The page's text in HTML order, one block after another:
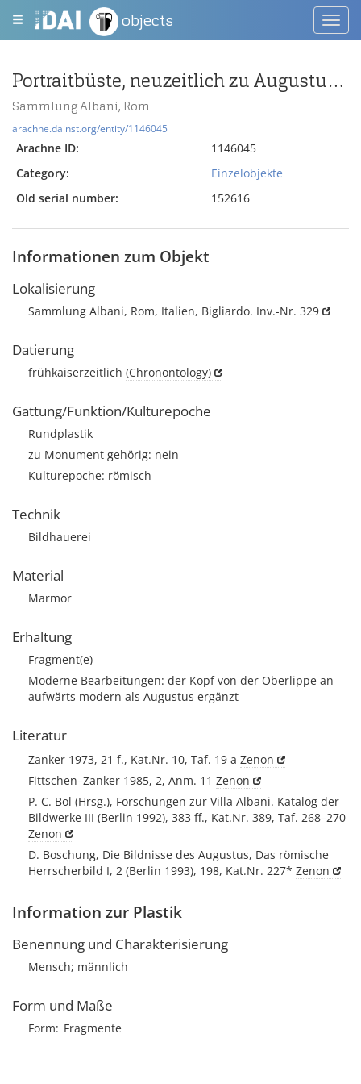
objects
Portraitbüste, neuzeitlich zu Augustus ergänzt
Sammlung Albani, Rom
arachne.dainst.org/entity/1146045
Arachne ID:
1146045
Category:
Einzelobjekte
Old serial number:
152616
Informationen zum Objekt
Lokalisierung
Sammlung Albani, Rom, Italien, Bigliardo. Inv.-Nr. 329
Datierung
frühkaiserzeitlich (Chronontology)
Gattung/Funktion/Kulturepoche
Rundplastik
zu Monument gehörig: nein
Kulturepoche: römisch
Technik
Bildhauerei
Material
Marmor
Erhaltung
Fragment(e)
Moderne Bearbeitungen: der Kopf von der Oberlippe an
aufwärts modern als Augustus ergänzt
Literatur
Zanker 1973, 21 f., Kat.Nr. 10, Taf. 19 a Zenon
Fittschen–Zanker 1985, 2, Anm. 11 Zenon
P. C. Bol (Hrsg.), Forschungen zur Villa Albani. Katalog der
Bildwerke III (Berlin 1992), 383 ff., Kat.Nr. 389, Taf. 268–270
Zenon
D. Boschung, Die Bildnisse des Augustus, Das römische
Herrscherbild I, 2 (Berlin 1993), 198, Kat.Nr. 227* Zenon
Information zur Plastik
Benennung und Charakterisierung
Mensch; männlich
Form und Maße
Form Fragmente